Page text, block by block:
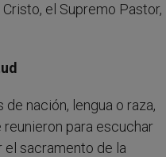
el Supremo Pastor,
nación, lengua o raza,
para escuchar
el sacramento de la